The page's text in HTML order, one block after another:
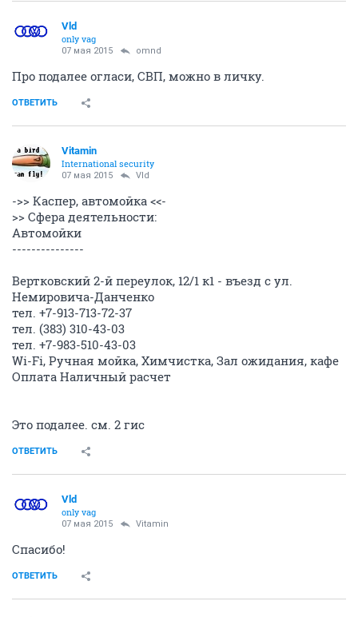
Vld
only vag
07 мая 2015 omnd
Про подалее огласи, СВП, можно в личку.
ОТВЕТИТЬ
Vitamin
International security
07 мая 2015 Vld
->> Каспер, автомойка <<-
>> Сфера деятельности:
Автомойки
---------------
Вертковский 2-й переулок, 12/1 к1 - въезд с ул.
Немировича-Данченко
тел. +7-913-713-72-37
тел. (383) 310-43-03
тел. +7-983-510-43-03
Wi-Fi, Ручная мойка, Химчистка, Зал ожидания, кафе
Оплата Наличный расчет
Это подалее. см. 2 гис
ОТВЕТИТЬ
Vld
only vag
07 мая 2015 Vitamin
Спасибо!
ОТВЕТИТЬ